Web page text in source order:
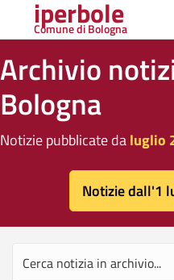
iperbole
Comune di Bologna
Archivio
Bologna
Notizie pubblicate daluglio
Notizie dall'1